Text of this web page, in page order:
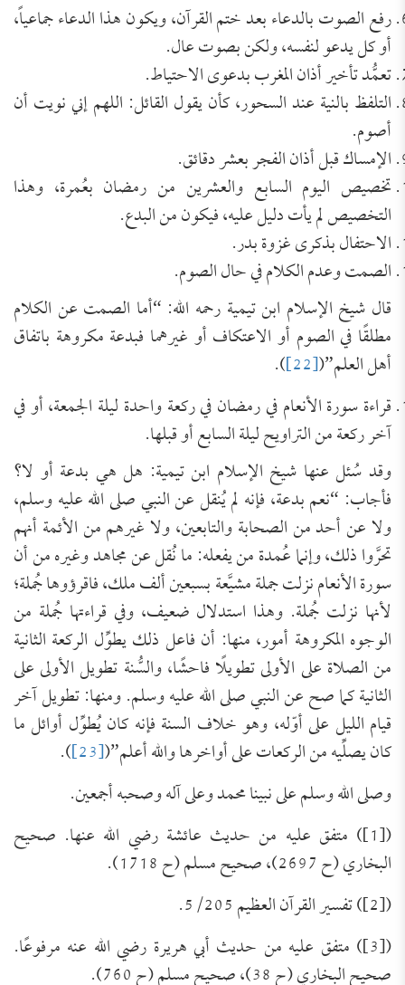
رفع الصوت بالدعاء بعد ختم القرآن، ويكون هذا الدعاء جماعياً،
أو كل يدعو لنفسه، ولكن بصوت عال.
تعمُّد تأخير أذان المغرب بدعوى الاحتياط.
التلفظ بالنية عند السحور، كأن يقول القائل: اللهم إني نويت أن
أصوم.
الإمساك قبل أذان الفجر بعشر دقائق.
تخصيص اليوم السابع والعشرين من رمضان بعُمرة، وهذا
التخصيص لم يأت دليل عليه، فيكون من البدع.
الاحتفال بذكرى غزوة بدر.
الصمت وعدم الكلام في حال الصوم.
قال شيخ الإسلام ابن تيمية رحمه الله: “أما الصمت عن الكلام
مطلقًا في الصوم أو الاعتكاف أو غيرهما فبدعة مكروهة باتفاق
أهل العلم”([22]
).
قراءة سورة الأنعام في رمضان في ركعة واحدة ليلة الجمعة، أو في
آخر ركعة من التراويح ليلة السابع أو قبلها.
وقد سُئل عنها شيخ الإسلام ابن تيمية: هل هي بدعة أو لا؟
فأجاب: “نعم بدعة، فإنه لم يُنقل عن النبي صلى الله عليه وسلم،
ولا عن أحد من الصحابة والتابعين، ولا غيرهم من الأئمة أنهم
تحرَّوا ذلك، وإنما عُمدة من يفعله: ما نُقل عن مجاهد وغيره من أن
سورة الأنعام نزلت جملة مشيَّعة بسبعين ألف ملك، فاقرؤوها جُملة؛
لأنها نزلت جُملة. وهذا استدلال ضعيف، وفي قراءتها جُملة من
الوجوه المكروهة أمور، منها: أن فاعل ذلك يطوِّل الركعة الثانية
من الصلاة على الأولى تطويلًا فاحشًا، والسُّنة تطويل الأولى على
الثانية كما صح عن النبي صلى الله عليه وسلم. ومنها: تطويل آخر
قيام الليل على أوّله، وهو خلاف السنة فإنه كان يُطوِّل أوائل ما
كان يصلِّيه من الركعات على أواخرها والله أعلم”([23]
).
وصلى الله وسلم على نبينا محمد وعلى آله وصحبه أجمعين.
([1]) متفق عليه من حديث عائشة رضي الله عنها. صحيح
البخاري (ح 2697)، صحيح مسلم (ح 1718).
([2]) تفسير القرآن العظيم 5/205.
([3]) متفق عليه من حديث أبي هريرة رضي الله عنه مرفوعًا.
صحيح البخاري (ح 38)، صحيح مسلم (ح 760).